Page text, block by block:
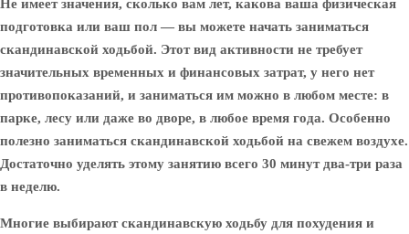
Не имеет значения, сколько вам лет, какова ваша физическая
подготовка или ваш пол — вы можете начать заниматься
скандинавской ходьбой. Этот вид активности не требует
значительных временных и финансовых затрат, у него нет
противопоказаний, и заниматься им можно в любом месте: в
парке, лесу или даже во дворе, в любое время года. Особенно
полезно заниматься скандинавской ходьбой на свежем воздухе.
Достаточно уделять этому занятию всего 30 минут два-три раза
в неделю.
Многие выбирают скандинавскую ходьбу для похудения и